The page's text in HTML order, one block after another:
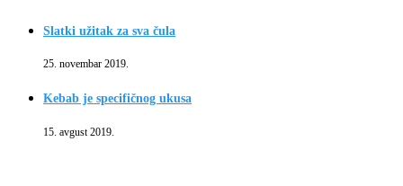
Slatki užitak za sva čula
25. novembar 2019.
Kebab je specifičnog ukusa
15. avgust 2019.